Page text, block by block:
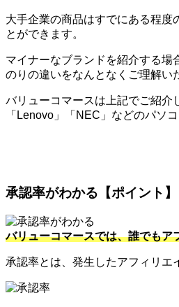
大手企業の商品はすでにある程度
とができます。
マイナーなブランドを紹介する
のりの違いをなんとなくご理解い
バリューコマースは上記でご紹介
「Lenovo」「NEC」などのパソ
承認率がわかる【ポイント】
バリューコマースでは、誰でもア
承認率とは、発生したアフィリエ